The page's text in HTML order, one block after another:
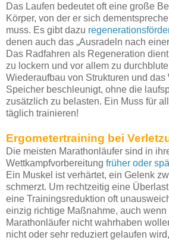
Das Laufen bedeutet oft eine große
Körper, von der er sich
muss. Es gibt dazu
denen auch das „Ausradeln nach
Das Radfahren als Regeneration
zu lockern und vor allem zu
Wiederaufbau von Strukturen und
Speicher beschleunigt, ohne die
zusätzlich zu belasten. Ein Muss für
täglich trainieren!
Ergometertraining bei
Die meisten Marathonläufer sind in
Wettkampfvorbereitung früher oder
Ein Muskel ist verhärtet, ein Gelenk
schmerzt. Um rechtzeitig eine
eine Trainingsreduktion oft
einzig richtige Maßnahme, auch wenn
Marathonläufer nicht wahrhaben
nicht oder sehr reduziert gelaufen